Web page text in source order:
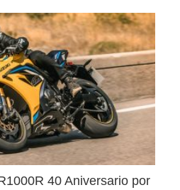
40 Aniversario por